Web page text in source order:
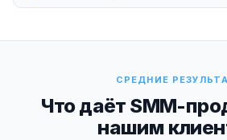
СРЕДНИЕ
Что даёт SMM-
нашим